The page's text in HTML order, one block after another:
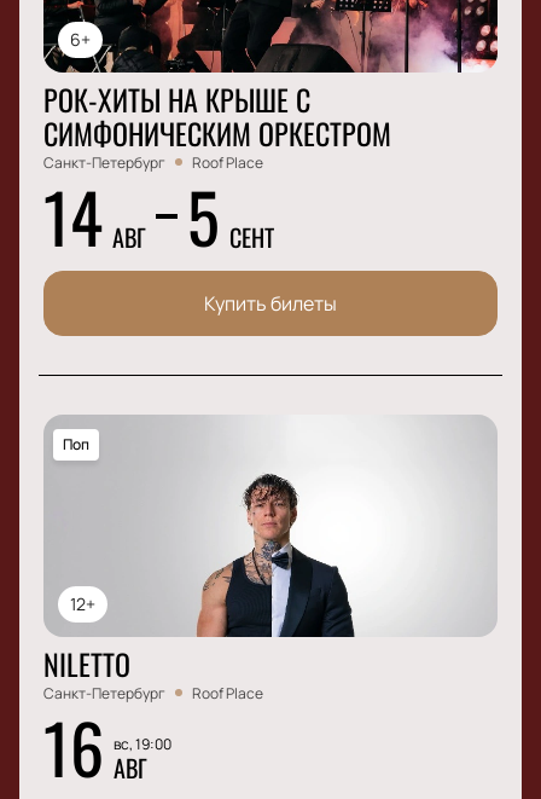
6+
РОК-ХИТЫ НА КРЫШЕ С
СИМФОНИЧЕСКИМ ОРКЕСТРОМ
Санкт-Петербург Roof Place
14 АВГ 5 СЕНТ
Купить билеты
12+
Поп
NILETTO
Санкт-Петербург Roof Place
16 вс, 19:00
АВГ